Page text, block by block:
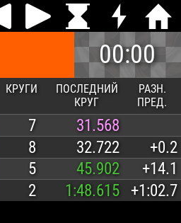
00:00
КРУГИ
ПОСЛЕДНИЙ
КРУГ
РАЗН.
ПРЕД.
7
31.568
8 32.722
+0.2
5 45.902
+14.1
2 1:48.615 +1:02.7